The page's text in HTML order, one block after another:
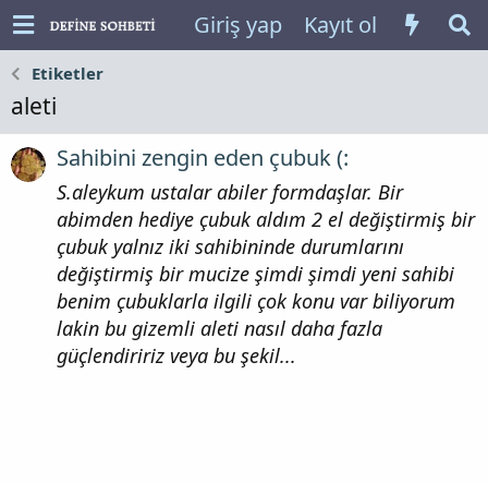
Giriş yap Kayıt ol
Etiketler
aleti
Sahibini zengin eden çubuk (:
S.aleykum ustalar abiler formdaşlar. Bir
abimden hediye çubuk aldım 2 el değiştirmiş bir
çubuk yalnız iki sahibininde durumlarını
değiştirmiş bir mucize şimdi şimdi yeni sahibi
benim çubuklarla ilgili çok konu var biliyorum
lakin bu gizemli aleti nasıl daha fazla
güçlendiririz veya bu şekil...